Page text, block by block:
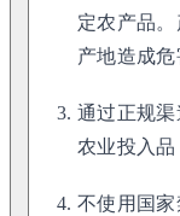
定农产品
产地造成危
通过正规
农业投入
不使用国